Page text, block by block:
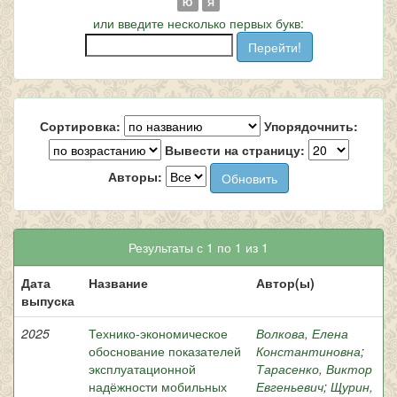
или введите несколько первых букв:
Сортировка:
Упорядочнить:
Вывести на страницу:
Авторы:
Результаты с 1 по 1 из 1
Дата
выпуска
Название Автор(ы)
2025
Технико-экономическое
обоснование показателей
эксплуатационной
надёжности мобильных
Волкова, Елена
Константиновна;
Тарасенко, Виктор
Евгеньевич; Щурин,